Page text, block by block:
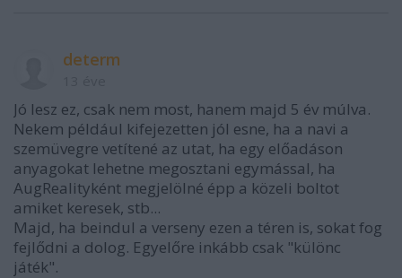
determ
Jó lesz ez, csak nem most, hanem majd 5 év múlva.
Nekem például kifejezetten jól esne, ha a navi a
szemüvegre vetítené az utat, ha egy előadáson
anyagokat lehetne megosztani egymással, ha
AugRealityként megjelölné épp a közeli boltot
amiket keresek, stb...
Majd, ha beindul a verseny ezen a téren is, sokat fog
fejlődni a dolog. Egyelőre inkább csak "különc
játék".